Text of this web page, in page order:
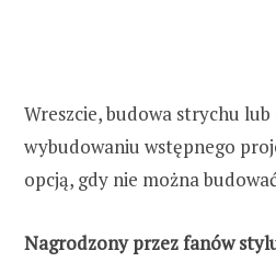
Wreszcie, budowa strychu
wybudowaniu wstępnego
opcją, gdy nie można
Nagrodzony przez fanów